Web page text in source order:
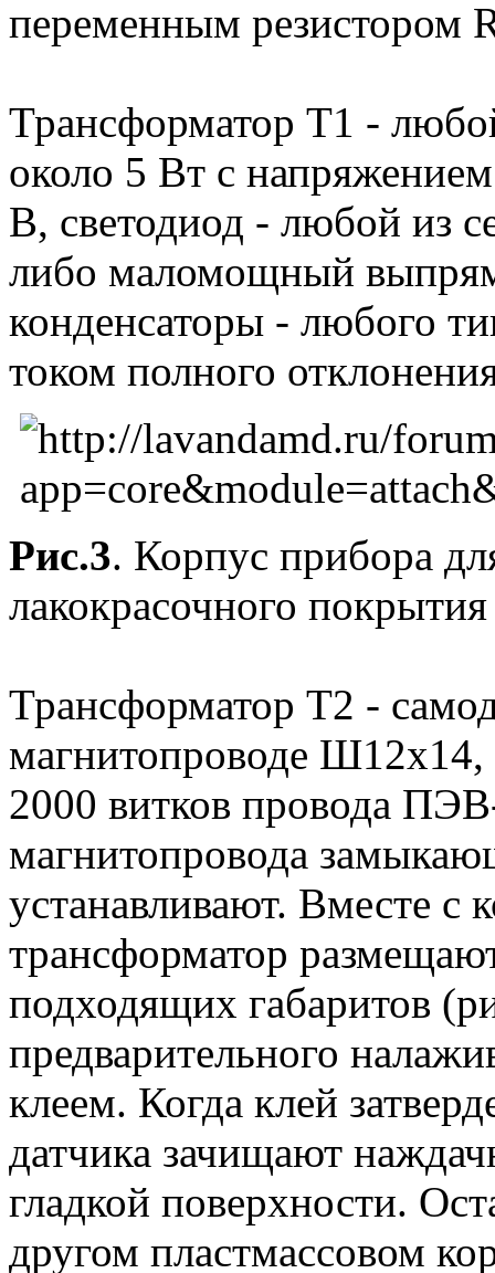
переменным резистором
Трансформатор Т1 -
около 5 Вт с
В, светодиод - любой из
либо маломощный
конденсаторы - любого
током полного
Рис.3. Корпус прибора
лакокрасочного
Трансформатор Т2 -
магнитопроводе
2000 витков провода
магнитопровода
устанавливают. Вместе с
трансформатор
подходящих габаритов
предварительного
клеем. Когда клей
датчика зачищают
гладкой поверхности.
другом пластмассовом